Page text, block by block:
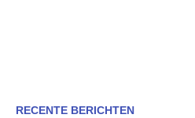
RECENTE BERICHTEN